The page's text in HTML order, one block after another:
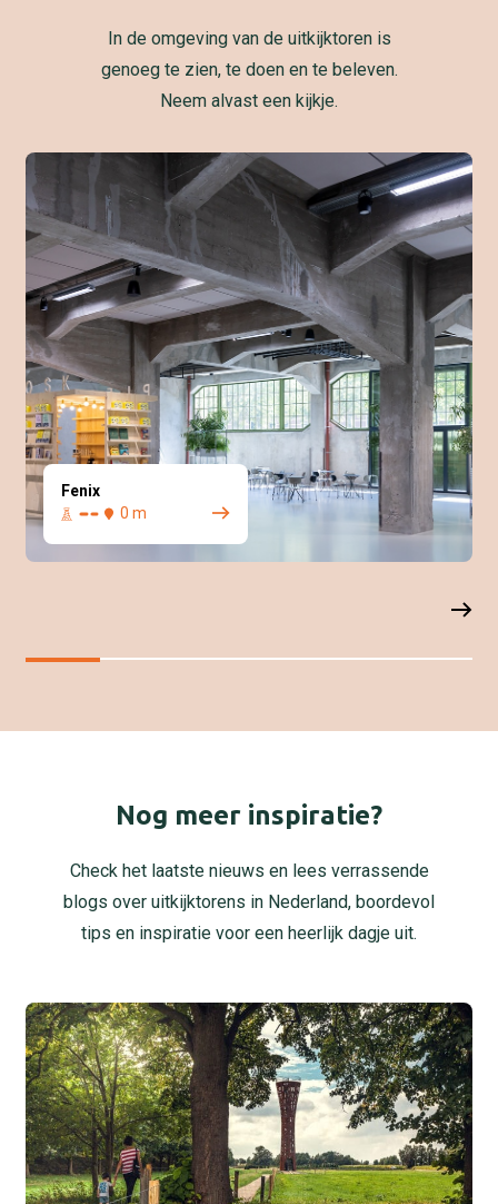
In de omgeving van de uitkijktoren is
genoeg te zien, te doen en te beleven.
Neem alvast een kijkje.
Fenix
0 m
Nog meer inspiratie?
Check het laatste nieuws en lees verrassende
blogs over uitkijktorens in Nederland, boordevol
tips en inspiratie voor een heerlijk dagje uit.